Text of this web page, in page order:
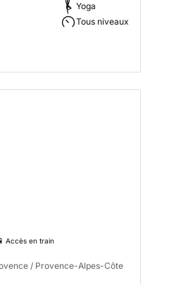
Yoga
Tous niveaux
Accès en train
/ Provence-Alpes-Côte